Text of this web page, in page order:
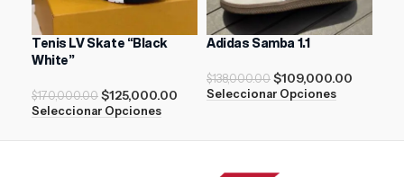
Tenis LV Skate “Black
White”
$170,000.00 $125,000.00
Seleccionar Opciones
Adidas Samba 1.1
$138,000.00 $109,000.00
Seleccionar Opciones